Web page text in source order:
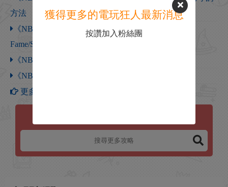
方法
《NBA 2K12》名人堂/仿真難度【Hall of
Fame/Simulation】的理解
《NBA 2K12》關於球員熱區的“思考”
《NBA 2K12》個人認為mp模式下的幾個誤區
更多【NBA 2K12】攻略
獲得更多的電玩狂人最新消息
按讚加入粉絲團